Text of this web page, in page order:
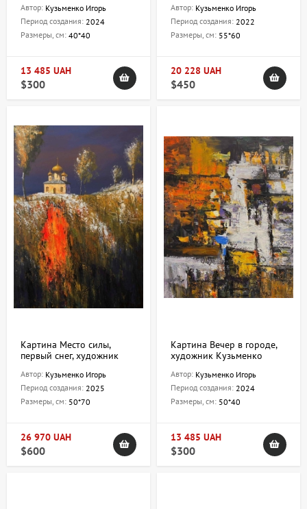
Автор: Кузьменко Игорь
Период создания: 2024
Размеры, см: 40*40
13 485 UAH
$300
Автор: Кузьменко Игорь
Период создания: 2022
Размеры, см: 55*60
20 228 UAH
$450
Картина Место силы,
первый снег, художник
Автор: Кузьменко Игорь
Период создания: 2025
Размеры, см: 50*70
26 970 UAH
$600
Картина Вечер в городе,
художник Кузьменко
Автор: Кузьменко Игорь
Период создания: 2024
Размеры, см: 50*40
13 485 UAH
$300